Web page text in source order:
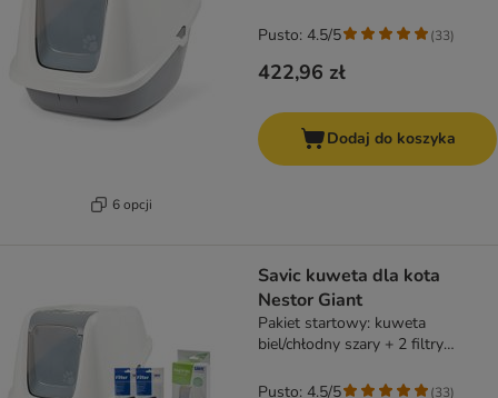
6 opcji
422,96 zł
Pusto: 4.5/5 (33)
Dodaj do koszyka
Savic kuweta dla kota
Nestor Giant
Pakiet startowy: kuweta
biel/chłodny szary + 2 filtry
Pusto: 4.5/5
(33)